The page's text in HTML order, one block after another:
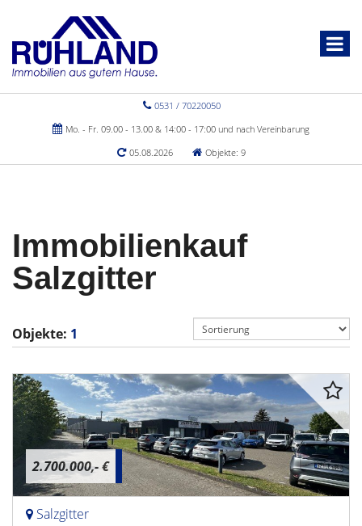
0531 / 70220050
Mo. - Fr. 09.00 - 13.00 & 14:00 - 17:00 und nach Vereinbarung
05.08.2026
Objekte: 9
Immobilienkauf
Salzgitter
Objekte: 1
2.700.000,- €
Salzgitter